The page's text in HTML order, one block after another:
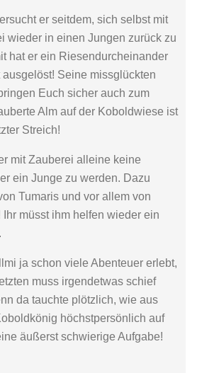
er seitdem, sich selbst mit
wieder in einen Jungen zurück zu
hat er ein Riesendurcheinander
Seine missglückten
Euch sicher auch zum
Alm auf der Koboldwiese ist
Streich!
mit Zauberei alleine keine
ein Junge zu werden. Dazu
Tumaris und vor allem von
müsst ihm helfen wieder ein
ja schon viele Abenteuer erlebt,
muss irgendetwas schief
da tauchte plötzlich, wie aus
höchstpersönlich auf
äußerst schwierige Aufgabe!